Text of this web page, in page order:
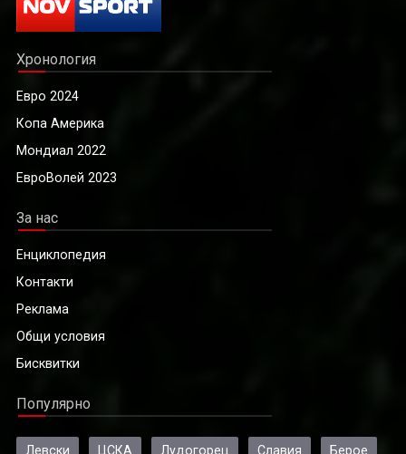
Хронология
Евро 2024
Копа Америка
Мондиал 2022
ЕвроВолей 2023
За нас
Енциклопедия
Контакти
Реклама
Общи условия
Бисквитки
Популярно
Левски ЦСКА Лудогорец Славия Берое